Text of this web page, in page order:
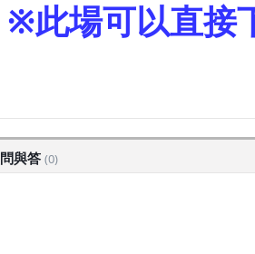
※此場可以直接
問與答 (0)